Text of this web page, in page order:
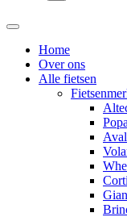
Home
Over ons
Alle fietsen